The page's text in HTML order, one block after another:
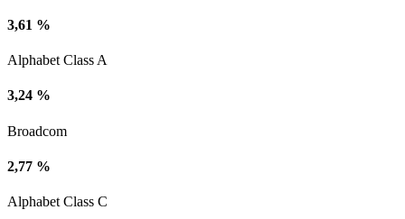
3,61 %
Alphabet Class A
3,24 %
Broadcom
2,77 %
Alphabet Class C